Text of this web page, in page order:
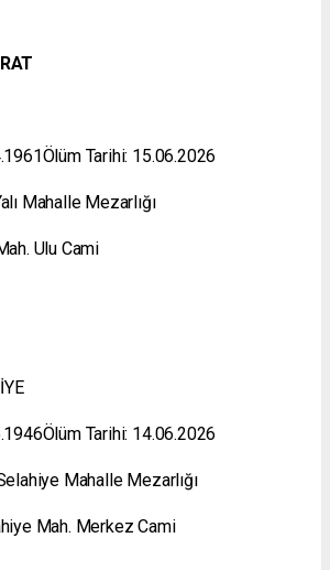
Tarihi: 15.06.2026
Mahalle Mezarlığı
Ulu Cami
Tarihi: 14.06.2026
Mahalle Mezarlığı
Mah. Merkez Cami